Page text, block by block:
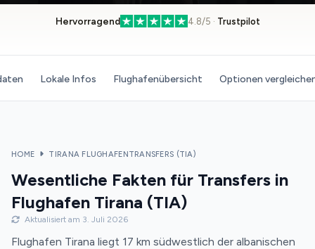
Hervorragend 4.8/5 · Trustpilot
Lokale Infos Flughafenübersicht Optionen
HOME TIRANA FLUGHAFENTRANSFERS (TIA)
Wesentliche Fakten für Transfers in
Flughafen Tirana (TIA)
Aktualisiert am 3. Juli 2026
Flughafen Tirana liegt 17 km südwestlich der albanischen